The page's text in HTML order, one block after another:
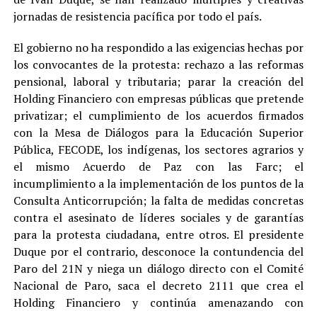
jornadas de resistencia pacífica por todo el país.
El gobierno no ha respondido a las exigencias hechas por
los convocantes de la protesta: rechazo a las reformas
pensional, laboral y tributaria; parar la creación del
Holding Financiero con empresas públicas que pretende
privatizar; el cumplimiento de los acuerdos firmados
con la Mesa de Diálogos para la Educación Superior
Pública, FECODE, los indígenas, los sectores agrarios y
el mismo Acuerdo de Paz con las Farc; el
incumplimiento a la implementación de los puntos de la
Consulta Anticorrupción; la falta de medidas concretas
contra el asesinato de líderes sociales y de garantías
para la protesta ciudadana, entre otros. El presidente
Duque por el contrario, desconoce la contundencia del
Paro del 21N y niega un diálogo directo con el Comité
Nacional de Paro, saca el decreto 2111 que crea el
Holding Financiero y continúa amenazando con